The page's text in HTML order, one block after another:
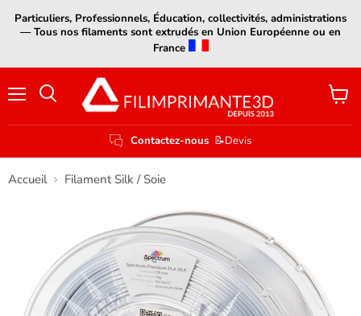
Particuliers, Professionnels, Éducation, collectivités, administrations
— Tous nos filaments sont extrudés en Union Européenne ou en
France
Contactez-nous 📝Devis
Voir
le
Accueil Filament Silk / Soie